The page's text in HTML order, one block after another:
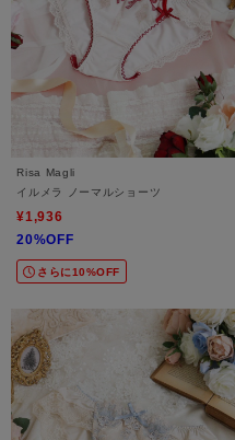
Risa Magli
イルメラ ノーマルショーツ
¥1,936
20%OFF
さらに10%OFF